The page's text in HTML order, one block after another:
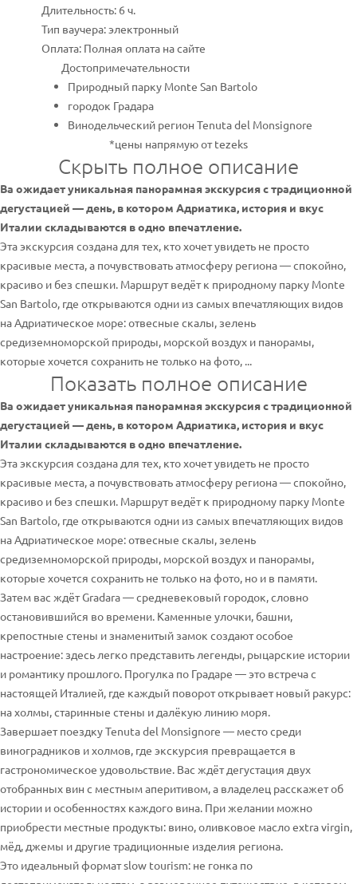
Длительность: 6 ч.
Тип ваучера: электронный
Оплата: Полная оплата на сайте
Достопримечательности
Природный парку Monte San Bartolo
городок Градара
Винодельческий регион Tenuta del Monsignore
*цены напрямую от tezeks
Скрыть полное описание
Ва ожидает уникальная панорамная экскурсия с традиционной
дегустацией — день, в котором Адриатика, история и вкус
Италии складываются в одно впечатление.
Эта экскурсия создана для тех, кто хочет увидеть не просто
красивые места, а почувствовать атмосферу региона — спокойно,
красиво и без спешки. Маршрут ведёт к природному парку Monte
San Bartolo, где открываются одни из самых впечатляющих видов
на Адриатическое море: отвесные скалы, зелень
средиземноморской природы, морской воздух и панорамы,
которые хочется сохранить не только на фото, ...
Показать полное описание
Ва ожидает уникальная панорамная экскурсия с традиционной
дегустацией — день, в котором Адриатика, история и вкус
Италии складываются в одно впечатление.
Эта экскурсия создана для тех, кто хочет увидеть не просто
красивые места, а почувствовать атмосферу региона — спокойно,
красиво и без спешки. Маршрут ведёт к природному парку Monte
San Bartolo, где открываются одни из самых впечатляющих видов
на Адриатическое море: отвесные скалы, зелень
средиземноморской природы, морской воздух и панорамы,
которые хочется сохранить не только на фото, но и в памяти.
Затем вас ждёт Gradara — средневековый городок, словно
остановившийся во времени. Каменные улочки, башни,
крепостные стены и знаменитый замок создают особое
настроение: здесь легко представить легенды, рыцарские истории
и романтику прошлого. Прогулка по Градаре — это встреча с
настоящей Италией, где каждый поворот открывает новый ракурс:
на холмы, старинные стены и далёкую линию моря.
Завершает поездку Tenuta del Monsignore — место среди
виноградников и холмов, где экскурсия превращается в
гастрономическое удовольствие. Вас ждёт дегустация двух
отобранных вин с местным аперитивом, а владелец расскажет об
истории и особенностях каждого вина. При желании можно
приобрести местные продукты: вино, оливковое масло extra virgin,
мёд, джемы и другие традиционные изделия региона.
Это идеальный формат slow tourism: не гонка по